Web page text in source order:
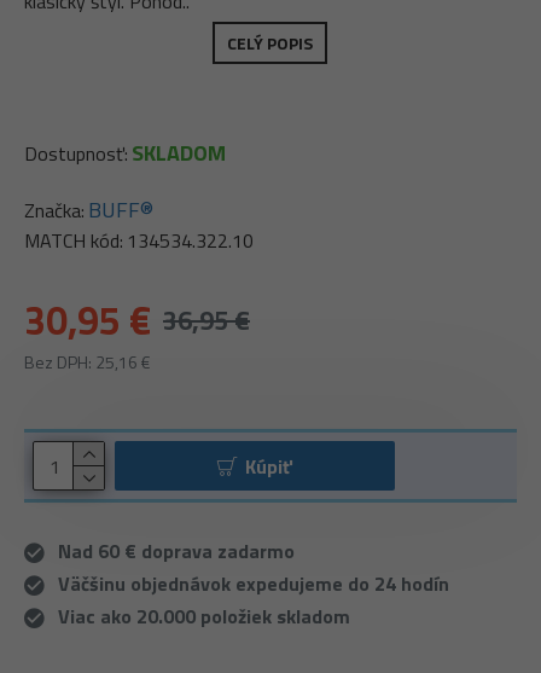
CELÝ POPIS
30,95 € 36,95 €
Bez DPH: 25,16 €
Dostupnosť: SKLADOM
Značka: BUFF®
MATCH kód: 134534.322.10
Kúpiť
Nad 60 € doprava zadarmo
Väčšinu objednávok expedujeme do 24 hodín
Viac ako 20.000 položiek skladom